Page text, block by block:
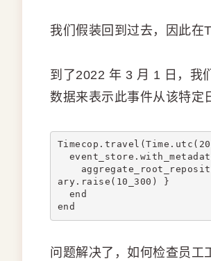
我们假装回到过去，因此在
到了2022 年 3 月 1 日，我
数据来表示此事件从该特定
ary.raise(10_300) }
end
end
问题解决了，如何检查员工